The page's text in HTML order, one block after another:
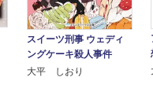
スイーツ刑事 ウェディ
ングケーキ殺人事件
大平 しおり